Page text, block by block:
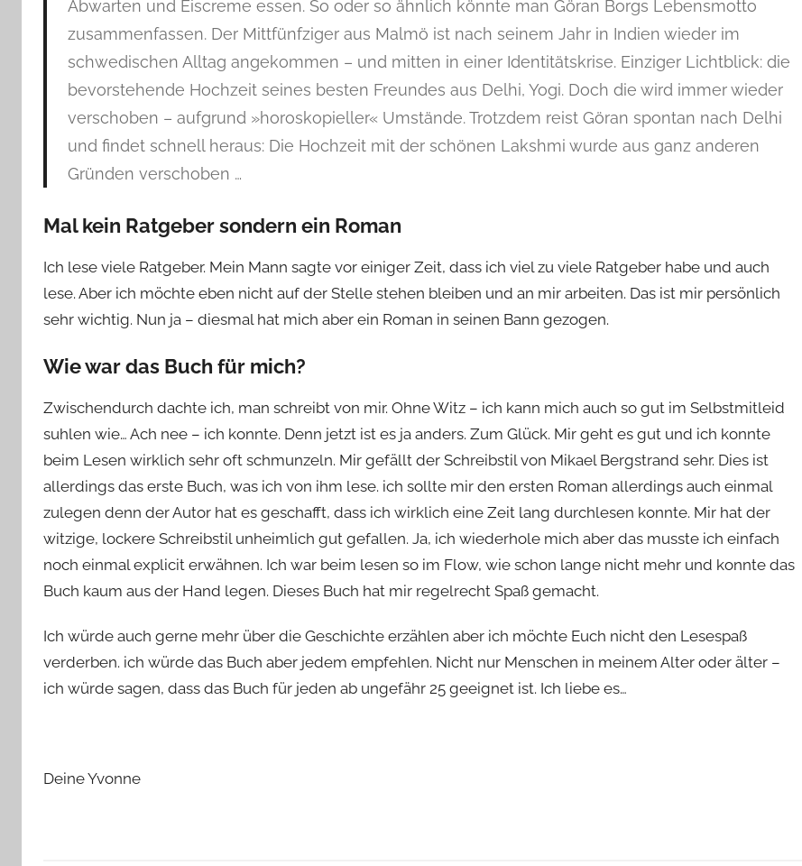
Abwarten und Eiscreme essen. So oder so ähnlich könnte man Göran Borgs Lebensmotto
zusammenfassen. Der Mittfünfziger aus Malmö ist nach seinem Jahr in Indien wieder im
schwedischen Alltag angekommen – und mitten in einer Identitätskrise. Einziger Lichtblick: die
bevorstehende Hochzeit seines besten Freundes aus Delhi, Yogi. Doch die wird immer wieder
verschoben – aufgrund »horoskopieller« Umstände. Trotzdem reist Göran spontan nach Delhi
und findet schnell heraus: Die Hochzeit mit der schönen Lakshmi wurde aus ganz anderen
Gründen verschoben …
Mal kein Ratgeber sondern ein Roman
Ich lese viele Ratgeber. Mein Mann sagte vor einiger Zeit, dass ich viel zu viele Ratgeber habe und auch
lese. Aber ich möchte eben nicht auf der Stelle stehen bleiben und an mir arbeiten. Das ist mir persönlich
sehr wichtig. Nun ja – diesmal hat mich aber ein Roman in seinen Bann gezogen.
Wie war das Buch für mich?
Zwischendurch dachte ich, man schreibt von mir. Ohne Witz – ich kann mich auch so gut im Selbstmitleid
suhlen wie… Ach nee – ich konnte. Denn jetzt ist es ja anders. Zum Glück. Mir geht es gut und ich konnte
beim Lesen wirklich sehr oft schmunzeln. Mir gefällt der Schreibstil von Mikael Bergstrand sehr. Dies ist
allerdings das erste Buch, was ich von ihm lese. ich sollte mir den ersten Roman allerdings auch einmal
zulegen denn der Autor hat es geschafft, dass ich wirklich eine Zeit lang durchlesen konnte. Mir hat der
witzige, lockere Schreibstil unheimlich gut gefallen. Ja, ich wiederhole mich aber das musste ich einfach
noch einmal explicit erwähnen. Ich war beim lesen so im Flow, wie schon lange nicht mehr und konnte das
Buch kaum aus der Hand legen. Dieses Buch hat mir regelrecht Spaß gemacht.
Ich würde auch gerne mehr über die Geschichte erzählen aber ich möchte Euch nicht den Lesespaß
verderben. ich würde das Buch aber jedem empfehlen. Nicht nur Menschen in meinem Alter oder älter –
ich würde sagen, dass das Buch für jeden ab ungefähr 25 geeignet ist. Ich liebe es…
Deine Yvonne